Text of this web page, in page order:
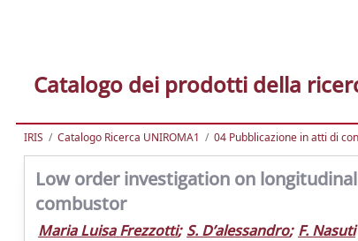
Catalogo dei prodotti della
IRIS Catalogo Ricerca UNIROMA1 04 Pubblicazione in atti di
Low order investigation on
combustor
Maria Luisa Frezzotti; S. D’alessandro; F. Nasuti